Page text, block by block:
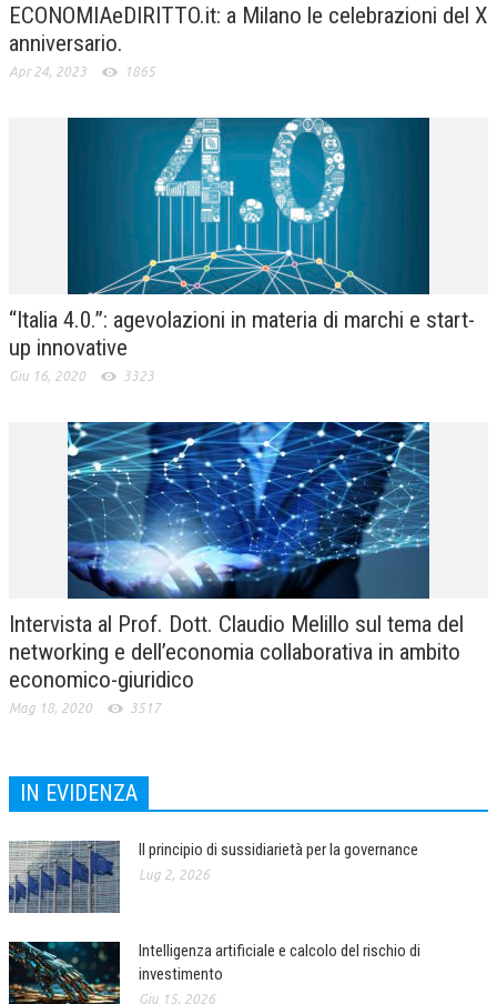
ECONOMIAeDIRITTO.it: a Milano le celebrazioni del X
anniversario.
Apr 24, 2023 1865
“Italia 4.0.”: agevolazioni in materia di marchi e start-
up innovative
Giu 16, 2020 3323
Intervista al Prof. Dott. Claudio Melillo sul tema del
networking e dell’economia collaborativa in ambito
economico-giuridico
Mag 18, 2020 3517
IN EVIDENZA
Il principio di sussidiarietà per la governance
Lug 2, 2026
Intelligenza artificiale e calcolo del rischio di
investimento
Giu 15, 2026